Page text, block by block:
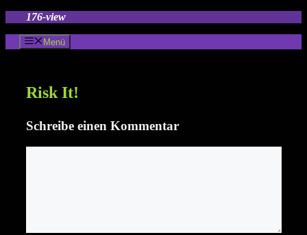
springen
176-view
Menü
Risk It!
Schreibe einen Kommentar